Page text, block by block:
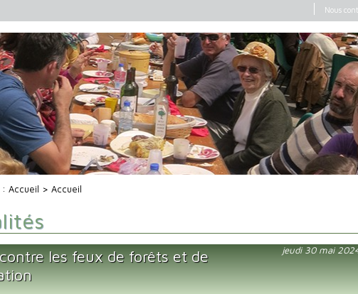
Nous
:Accueil > Accueil
jeudi 30 mai
les feux de forêts et de